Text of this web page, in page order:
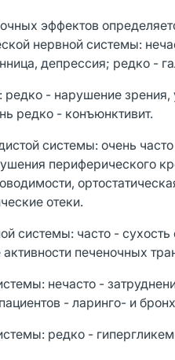
эффектов
нервной системы:
депрессия; редко -
редко - нарушение
редко - конъюнктивит.
системы: очень
периферического
отеки.
системы: часто - сухость
печеночных
нечасто -
- ларинго- и
редко -